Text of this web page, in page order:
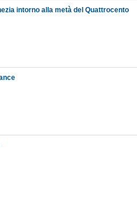
intorno alla metà del Quattrocento